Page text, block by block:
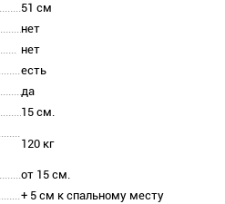
51 см
нет
нет
есть
да
15 см.
120 кг
от 15 см.
+ 5 см к спальному месту